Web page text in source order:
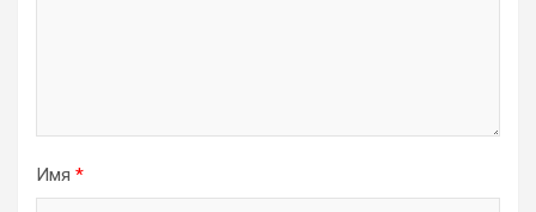
Имя *